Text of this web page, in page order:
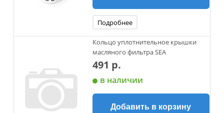
Подробнее
Кольцо уплотнительное крышки
масляного фильтра SEA
491 р.
в наличии
Добавить в корзину